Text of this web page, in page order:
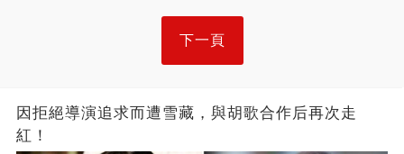
下一頁
因拒絕導演追求而遭雪藏，與胡歌合作后再次走
紅！